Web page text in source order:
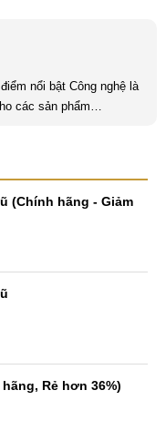
các sản phẩm
và sự chuyên nghiệp là
(Chính hãng - Giảm
Rẻ hơn 36%)